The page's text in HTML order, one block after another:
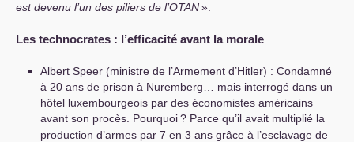
est devenu l’un des piliers de l’OTAN».
Les technocrates : l’efficacité avant la morale
Albert Speer (ministre de l’Armement d’Hitler) : Condamné
à 20 ans de prison à Nuremberg… mais interrogé dans un
hôtel luxembourgeois par des économistes américains
avant son procès. Pourquoi? Parce qu’il avait multiplié la
production d’armes par 7 en 3 ans grâce à l’esclavage de